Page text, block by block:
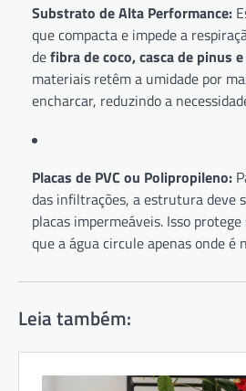
Substrato de Alta Performance:
que compacta e impede a
defibra de coco, casca de pinus
materiais retêm a umidade por
encharcar, reduzindo a
Placas de PVC ou Polipropileno:
das infiltrações, a estrutura deve
placas impermeáveis. Isso
que a água circule apenas onde é
Leia também: